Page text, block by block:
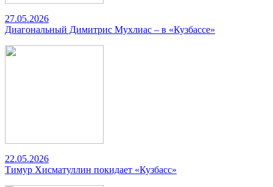
27.05.2026
Диагональный Димитрис Мухлиас – в «Кузбассе»
22.05.2026
Тимур Хисматуллин покидает «Кузбасс»